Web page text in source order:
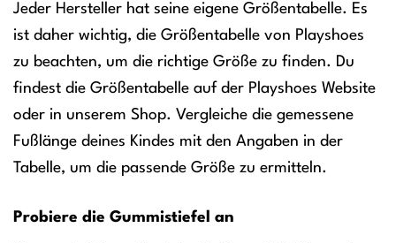
Jeder Hersteller hat seine eigene Größentabelle. Es
ist daher wichtig, die Größentabelle von Playshoes
zu beachten, um die richtige Größe zu finden. Du
findest die Größentabelle auf der Playshoes Website
oder in unserem Shop. Vergleiche die gemessene
Fußlänge deines Kindes mit den Angaben in der
Tabelle, um die passende Größe zu ermitteln.
Probiere die Gummistiefel an